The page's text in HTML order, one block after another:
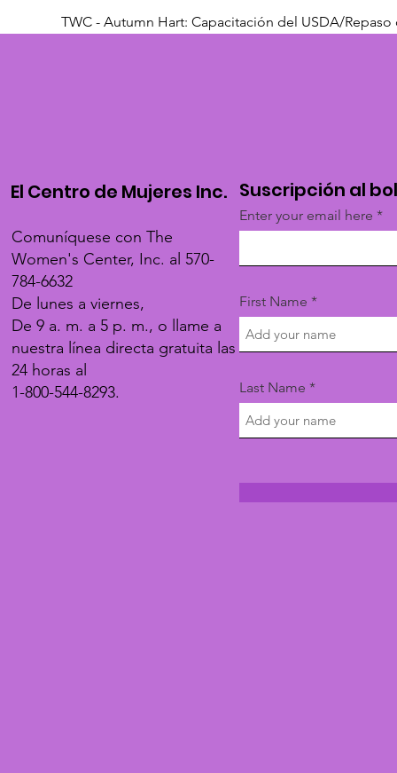
TWC - Autumn Hart: Capacitación del USDA/Repaso
El Centro de Mujeres Inc.
Comuníquese con The
Women's Center, Inc. al 570-
784-6632
De lunes a viernes,
De 9 a. m. a 5 p. m., o llame a
nuestra línea directa gratuita las
24 horas al
1-800-544-8293.
Suscripción al
Enter your email here
First Name
Last Name